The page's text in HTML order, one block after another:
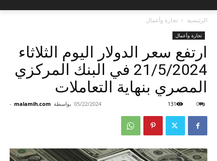
الرئيسية تجارة وأعمال
تجارة وأعمال
ارتفع سعر الدولار اليوم الثلاثاء
21/5/2024 في البنك المركزي
المصري بنهاية التعاملات
بواسطة malamih.com
- 05/22/2024 0
131